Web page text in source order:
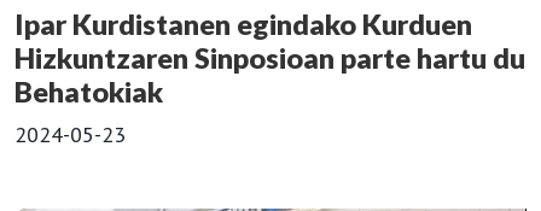
Ipar Kurdistanen egindako Kurduen
Hizkuntzaren Sinposioan parte hartu du
Behatokiak
2024-05-23